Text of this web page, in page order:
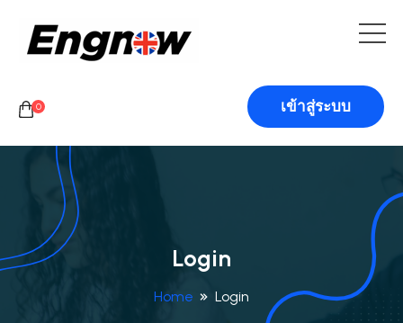
0 เข้าสู่ระบบ
Login
Home Login